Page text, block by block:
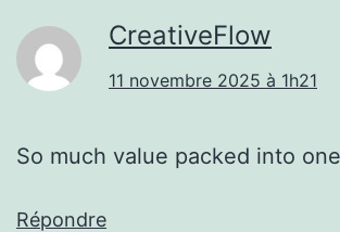
CreativeFlow
11 novembre 2025 à 1h21
So much value packed into
Répondre